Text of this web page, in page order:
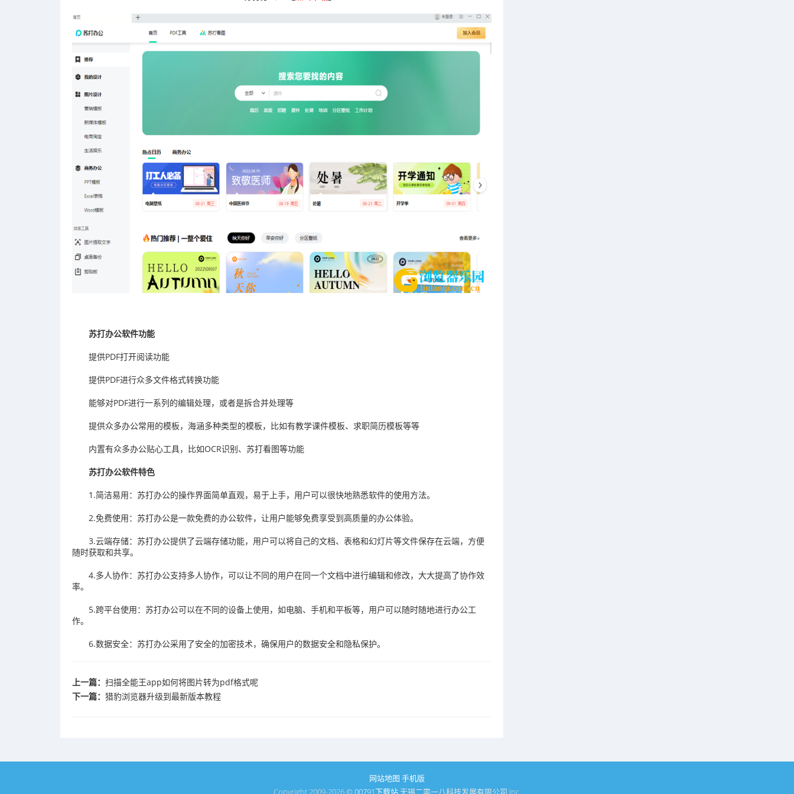
苏打办公软件功能
提供PDF打开阅读功能
提供PDF进行众多文件格式转换功能
能够对PDF进行一系列的编辑处理，或者是拆合并处理等
提供众多办公常用的模板，海涵多种类型的模板，比如有教学课件模板、求职简历模板等等
内置有众多办公贴心工具，比如OCR识别、苏打看图等功能
苏打办公软件特色
1.简洁易用：苏打办公的操作界面简单直观，易于上手，用户可以很快地熟悉软件的使用方法。
2.免费使用：苏打办公是一款免费的办公软件，让用户能够免费享受到高质量的办公体验。
3.云端存储：苏打办公提供了云端存储功能，用户可以将自己的文档、表格和幻灯片等文件保存在云端，方便
随时获取和共享。
4.多人协作：苏打办公支持多人协作，可以让不同的用户在同一个文档中进行编辑和修改，大大提高了协作效
率。
5.跨平台使用：苏打办公可以在不同的设备上使用，如电脑、手机和平板等，用户可以随时随地进行办公工
作。
6.数据安全：苏打办公采用了安全的加密技术，确保用户的数据安全和隐私保护。
上一篇： ​扫描全能王app如何将图片转为pdf格式呢
下一篇： 猎豹浏览器升级到最新版本教程
网站地图 手机版
Copyright 2009-2026 ©00791下载站无锡二零一八科技发展有限公司 Inc.